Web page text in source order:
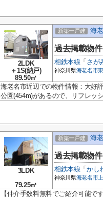
2LDK
＋1S(納戸)
89.50㎡
新築一戸建 海
過去掲載物件
相鉄本線 「 さが
神奈川県海老名市
海老名市近辺での物件情報：大好
公園(454m)があるので、リフレッ
3LDK
79.25㎡
新築一戸建 海
過去掲載物件
相鉄本線 「かし
神奈川県海老名市
【仲介手数料無料でご紹介可能